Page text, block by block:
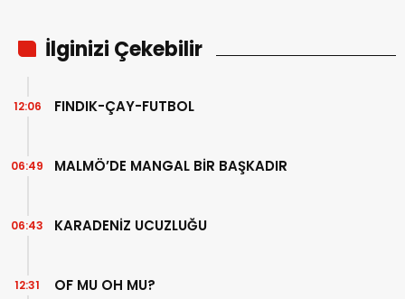
İlginizi Çekebilir
FINDIK-ÇAY-FUTBOL
12:06
MALMÖ’DE MANGAL BİR BAŞKADIR
06:49
KARADENİZ UCUZLUĞU
06:43
OF MU OH MU?
12:31